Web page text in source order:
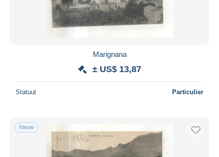
Marignana
± US$ 13,87
Statuut Particulier
Nieuw